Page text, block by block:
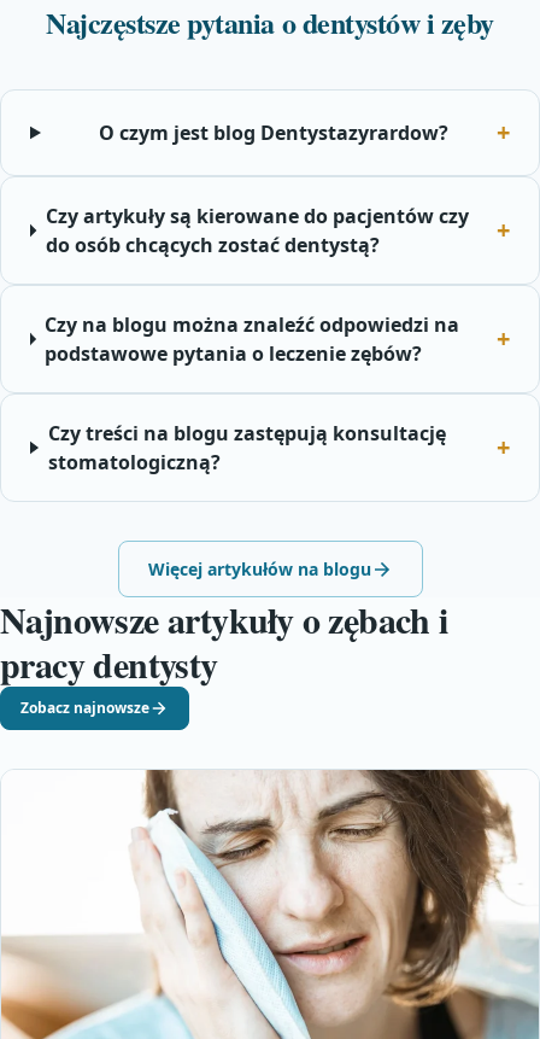
Najczęstsze pytania o dentystów i zęby
O czym jest blog Dentystazyrardow?
Czy artykuły są kierowane do pacjentów czy
do osób chcących zostać dentystą?
Czy na blogu można znaleźć odpowiedzi na
podstawowe pytania o leczenie zębów?
Czy treści na blogu zastępują konsultację
stomatologiczną?
Więcej artykułów na blogu
Najnowsze artykuły o zębach i
pracy dentysty
Zobacz najnowsze